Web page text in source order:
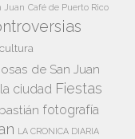
Juan Café de Puerto Rico
cultura
de San Juan
ciudad Fiestas
fotografía
LA CRONICA DIARIA